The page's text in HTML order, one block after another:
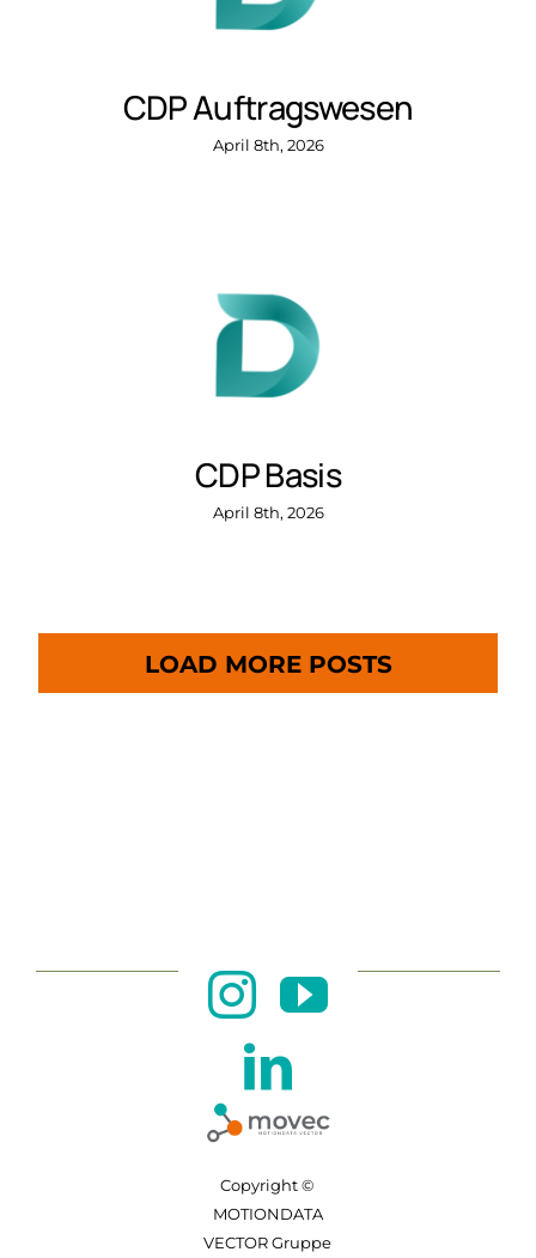
CDP Auftragswesen
April 8th, 2026
CDP Basis
April 8th, 2026
LOAD MORE POSTS
Copyright ©
MOTIONDATA
VECTOR Gruppe